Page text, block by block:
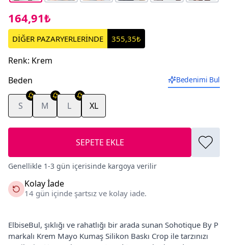
164,91₺
DİĞER PAZARYERLERİNDE 355,35₺
Renk: Krem
Beden
Bedenimi Bul
S M L XL
SEPETE EKLE
Genellikle 1-3 gün içerisinde kargoya verilir
Kolay İade
14 gün içinde şartsız ve kolay iade.
ElbiseBul, şıklığı ve rahatlığı bir arada sunan Sohotique By P
markalı Krem Mayo Kumaş Silikon Baskı Crop ile tarzınızı